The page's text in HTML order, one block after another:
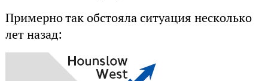
Примерно так обстояла ситуация несколько
лет назад: